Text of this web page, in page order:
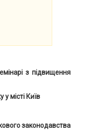
з підвищення
у місті Київ
законодавства